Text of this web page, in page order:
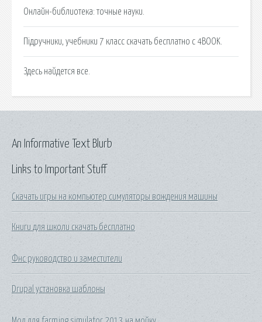
Онлайн-библиотека: точные науки.
Підручники, учебники 7 класс скачать бесплатно с 4BOOK.
Здесь найдется все.
Links to Important Stuff
Скачать игры на компьютер симуляторы вождения машины
Книги для школи скачать бесплатно
Фнс руководство и заместители
Drupal установка шаблоны
An Informative Text Blurb